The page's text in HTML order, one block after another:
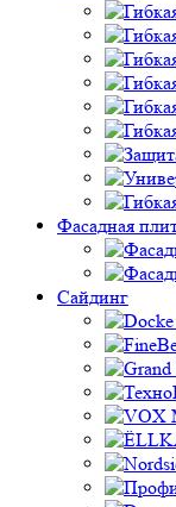
Фасадная
Сайдинг